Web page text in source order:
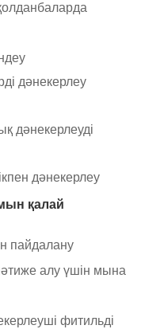
дәнекерлеу
дәнекерлеуді
дәнекерлеу
қалай
пайдалану
алу үшін мына
​​фитильді